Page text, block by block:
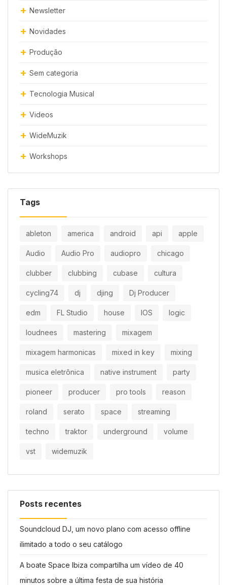
Newsletter
Novidades
Produção
Sem categoria
Tecnologia Musical
Videos
WideMuzik
Workshops
Tags
ableton america android api apple
Audio Audio Pro audiopro chicago
clubber clubbing cubase cultura
cycling74 dj djing Dj Producer
edm FL Studio house IOS logic
loudnees mastering mixagem
mixagem harmonicas mixed in key mixing
musica eletrônica native instrument party
pioneer producer pro tools reason
roland serato space streaming
techno traktor underground volume
vst widemuzik
Posts recentes
Soundcloud DJ, um novo plano com acesso offline
ilimitado a todo o seu catálogo
A boate Space Ibiza compartilha um vídeo de 40
minutos sobre a última festa de sua história